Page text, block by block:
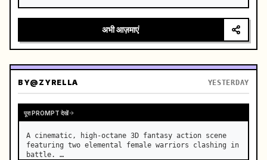
अभी आज़माएं
BY@ZYRELLA YESTERDAY
पूरा PROMPT देखें
A cinematic, high-octane 3D fantasy action scene
featuring two elemental female warriors clashing in
battle. …